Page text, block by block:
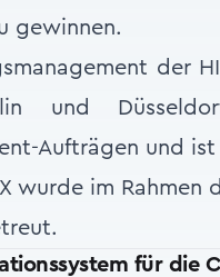
gewinnen.
der
und
Aufträgen und
wurde im Rahmen
für die